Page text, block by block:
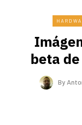
beta
By